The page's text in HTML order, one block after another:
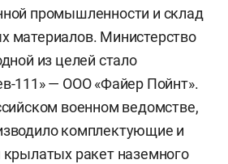
промышленности и склад
материалов. Министерство
из целей стало
111» — ООО «Файер Пойнт».
военном ведомстве,
комплектующие и
ракет наземного